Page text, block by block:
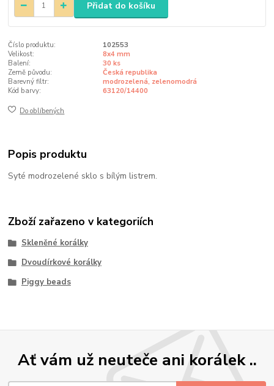
Přidat do košíku
Číslo produktu:
102553
Velikost:
8x4 mm
Balení:
30 ks
Země původu:
Česká republika
Barevný filtr:
modrozelená, zelenomodrá
Kód barvy:
63120/14400
Do oblíbených
Popis produktu
Syté modrozelené sklo s bílým listrem.
Zboží zařazeno v kategoriích
Skleněné korálky
Dvoudírkové korálky
Piggy beads
Ať vám už neuteče ani korálek ..